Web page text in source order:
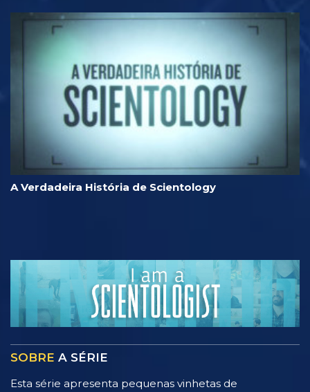
A Verdadeira História de Scientology
SOBRE A SÉRIE
Esta série apresenta pequenas vinhetas de